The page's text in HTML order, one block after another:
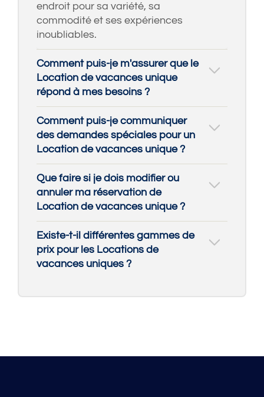
endroit pour sa variété, sa
commodité et ses expériences
inoubliables.
Comment puis-je m'assurer que le
Location de vacances unique
répond à mes besoins ?
Comment puis-je communiquer
des demandes spéciales pour un
Location de vacances unique ?
Que faire si je dois modifier ou
annuler ma réservation de
Location de vacances unique ?
Existe-t-il différentes gammes de
prix pour les Locations de
vacances uniques ?